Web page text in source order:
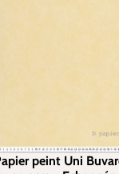
peint Uni